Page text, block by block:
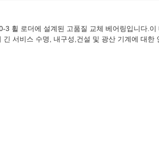
휠 로더에 설계된 고품질 교체 베어링입니다.
서비스 수명, 내구성,건설 및 광산 기계에 대한